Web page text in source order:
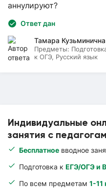
Индивидуальные
занятия с
Бесплатное вводное
Подготовка к ЕГЭ/ОГЭ и
По всем предметам 1-11
аннулируют?
Ответ дан
Тамара Кузьминична
Предметы:
к ОГЭ, Русский язык